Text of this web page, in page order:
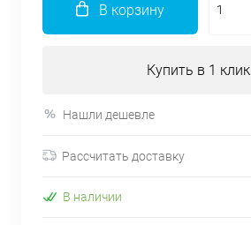
В корзину
Купить в 1 клик
Нашли дешевле
Рассчитать доставку
В наличии